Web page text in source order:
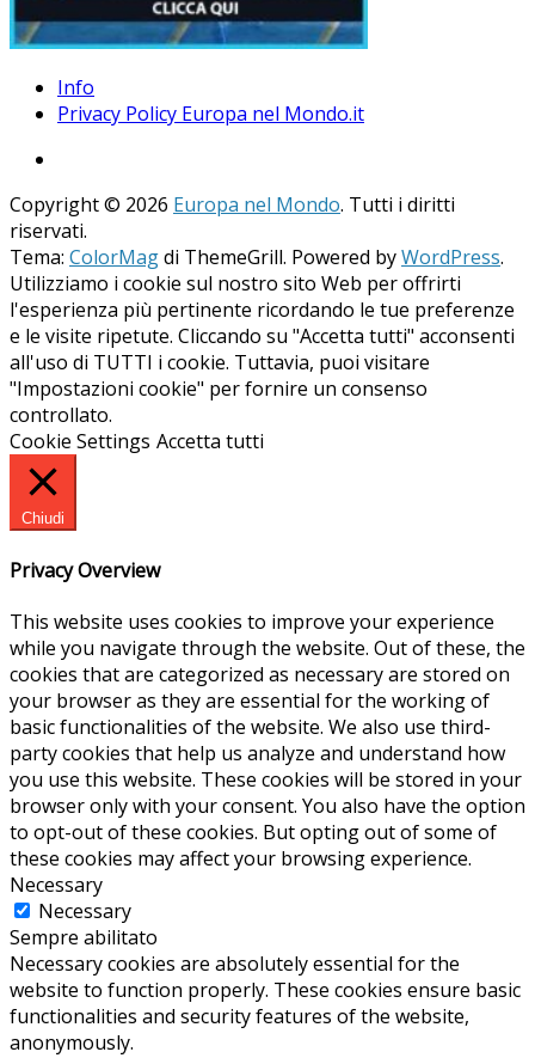
Info
Privacy Policy Europa nel Mondo.it
Copyright © 2026 Europa nel Mondo. Tutti i diritti
riservati.
Tema: ColorMagdi ThemeGrill. Powered byWordPress.
Utilizziamo i cookie sul nostro sito Web per offrirti
l'esperienza più pertinente ricordando le tue preferenze
e le visite ripetute. Cliccando su "Accetta tutti" acconsenti
all'uso di TUTTI i cookie. Tuttavia, puoi visitare
"Impostazioni cookie" per fornire un consenso
controllato.
Cookie Settings Accetta tutti
Chiudi
Privacy Overview
This website uses cookies to improve your experience
while you navigate through the website. Out of these, the
cookies that are categorized as necessary are stored on
your browser as they are essential for the working of
basic functionalities of the website. We also use third-
party cookies that help us analyze and understand how
you use this website. These cookies will be stored in your
browser only with your consent. You also have the option
to opt-out of these cookies. But opting out of some of
these cookies may affect your browsing experience.
Necessary
Necessary
Sempre abilitato
Necessary cookies are absolutely essential for the
website to function properly. These cookies ensure basic
functionalities and security features of the website,
anonymously.